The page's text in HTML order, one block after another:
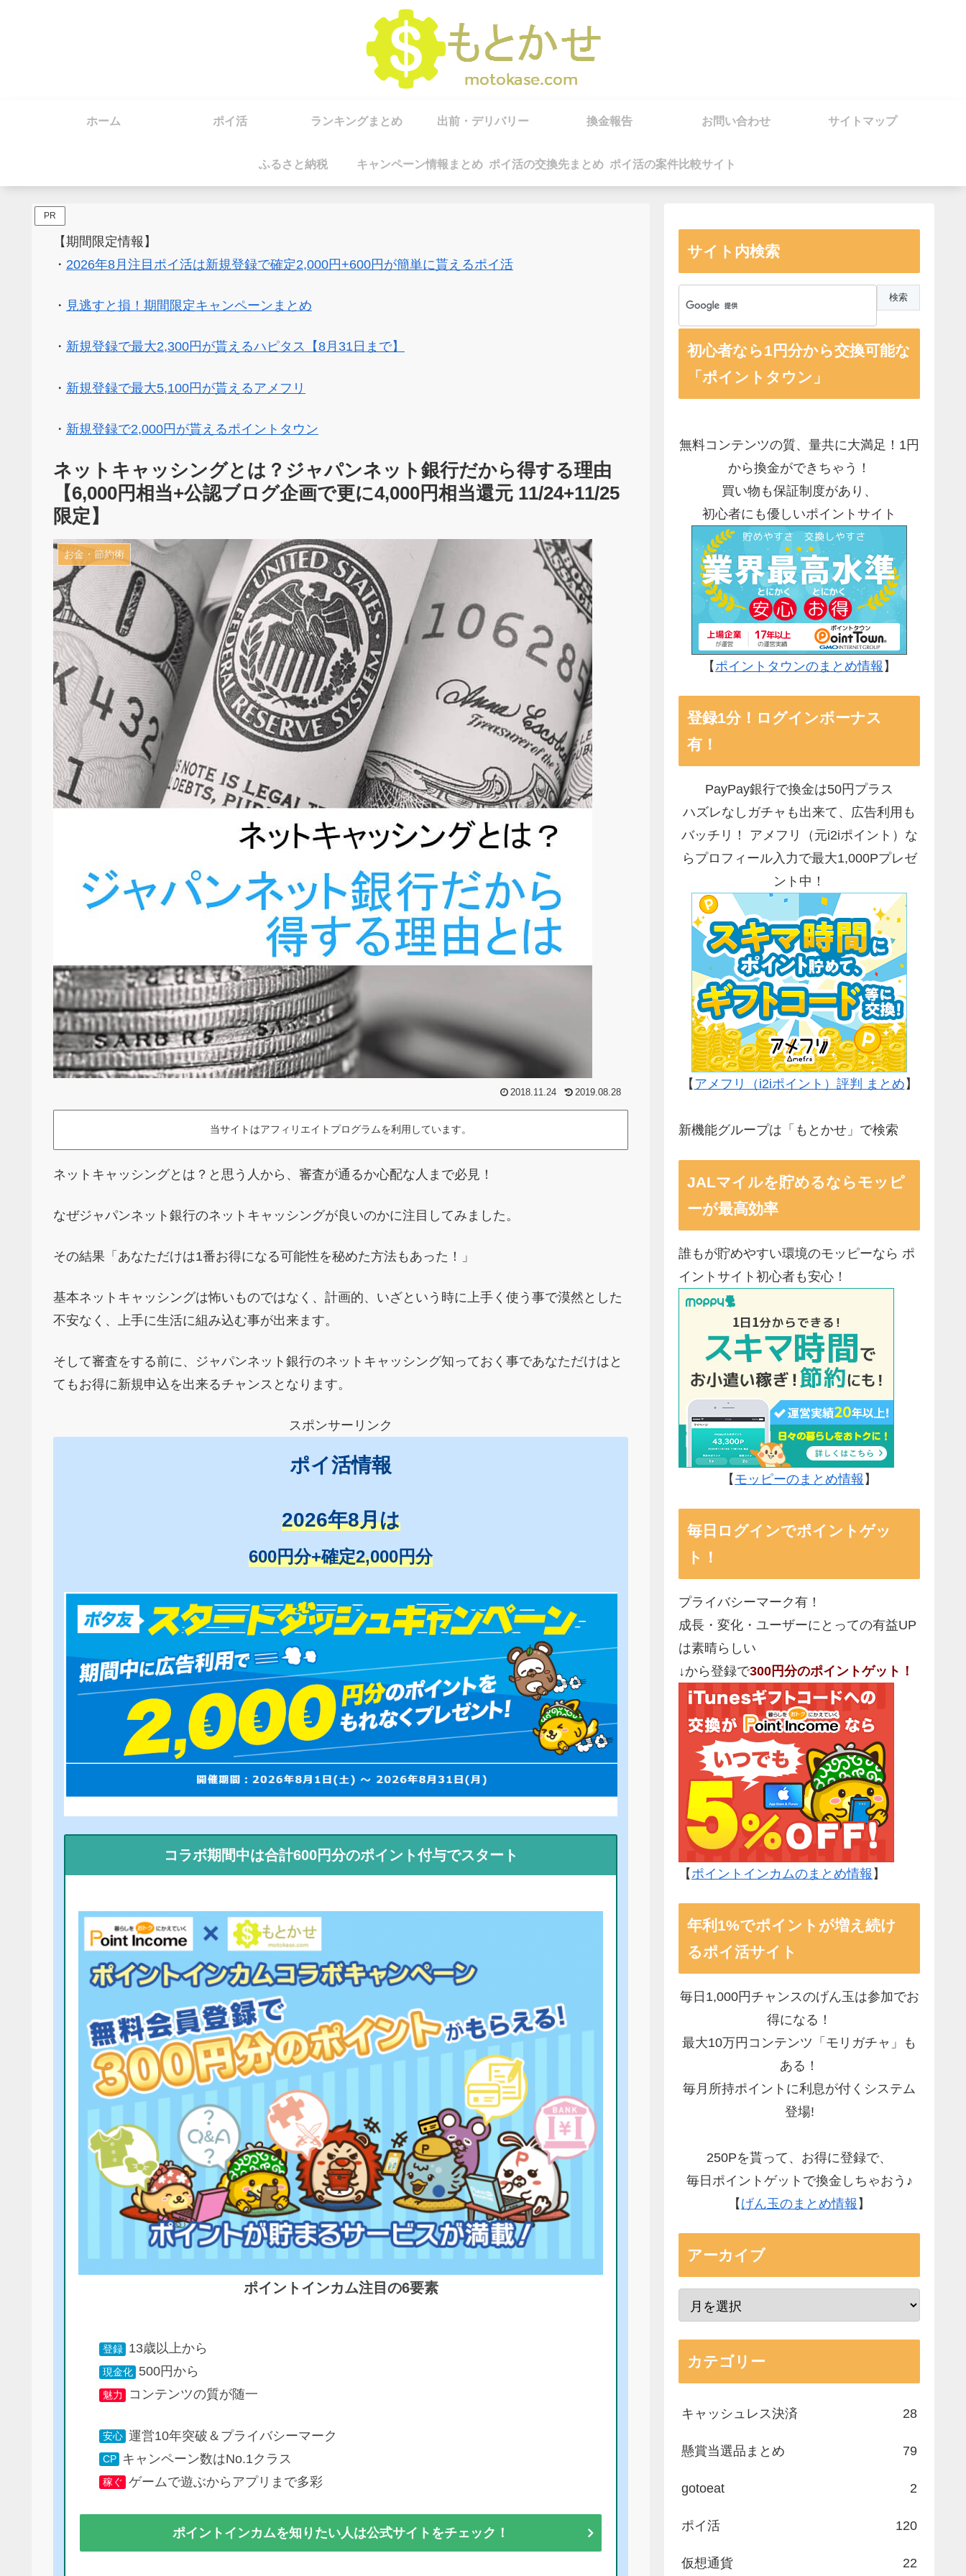
ホーム ポイ活 ランキングまとめ 出前・デリバリー 換金報告 お問い合わせ サイトマップ
ふるさと納税 キャンペーン情報まとめ ポイ活の交換先まとめ ポイ活の案件比較サイト
PR
【期間限定情報】
・ 2026年8月注目ポイ活は新規登録で確定2,000円+600円が簡単に貰えるポイ活
・ 見逃すと損！期間限定キャンペーンまとめ
・ 新規登録で最大2,300円が貰えるハピタス【8月31日まで】
・ 新規登録で最大5,100円が貰えるアメフリ
・ 新規登録で2,000円が貰えるポイントタウン
ネットキャッシングとは？ジャパンネット銀行だから得する理由
【6,000円相当+公認ブログ企画で更に4,000円相当還元 11/24+11/25
限定】
お金・節約術
2018.11.24 2019.08.28
当サイトはアフィリエイトプログラムを利用しています。
ネットキャッシングとは？と思う人から、審査が通るか心配な人まで必見！
なぜジャパンネット銀行のネットキャッシングが良いのかに注目してみました。
その結果「あなただけは1番お得になる可能性を秘めた方法もあった！」
基本ネットキャッシングは怖いものではなく、計画的、いざという時に上手く使う事で漠然とした
不安なく、上手に生活に組み込む事が出来ます。
そして審査をする前に、ジャパンネット銀行のネットキャッシング知っておく事であなただけはと
てもお得に新規申込を出来るチャンスとなります。
スポンサーリンク
ポイ活情報
2026年8月は
600円分+確定2,000円分
コラボ期間中は合計600円分のポイント付与でスタート
ポイントインカム注目の6要素
登録 13歳以上から
現金化 500円から
魅力 コンテンツの質が随一
安心 運営10年突破＆プライバシーマーク
CP キャンペーン数はNo.1クラス
稼ぐ ゲームで遊ぶからアプリまで多彩
ポイントインカムを知りたい人は公式サイトをチェック！
サイト内検索
初心者なら1円分から交換可能な
「ポイントタウン」
無料コンテンツの質、量共に大満足！1円
から換金ができちゃう！
買い物も保証制度があり、
初心者にも優しいポイントサイト
【ポイントタウンのまとめ情報 】
登録1分！ログインボーナス
有！
PayPay銀行で換金は50円プラス
ハズレなしガチャも出来て、広告利用も
バッチリ！ アメフリ（元i2iポイント）な
らプロフィール入力で最大1,000Pプレゼ
ント中！
【 アメフリ（i2iポイント）評判 まとめ 】
新機能グループは「もとかせ」で検索
JALマイルを貯めるならモッピ
ーが最高効率
誰もが貯めやすい環境のモッピーなら ポ
イントサイト初心者も安心！
【 モッピーのまとめ情報 】
毎日ログインでポイントゲッ
ト！
プライバシーマーク有！
成長・変化・ユーザーにとっての有益UP
は素晴らしい
↓から登録で300円分のポイントゲット！
【 ポイントインカムのまとめ情報 】
年利1%でポイントが増え続け
るポイ活サイト
毎日1,000円チャンスのげん玉は参加でお
得になる！
最大10万円コンテンツ「モリガチャ」も
ある！
毎月所持ポイントに利息が付くシステム
登場!
250Pを貰って、お得に登録で、
毎日ポイントゲットで換金しちゃおう♪
【 げん玉のまとめ情報 】
アーカイブ
カテゴリー
キャッシュレス決済 28
懸賞当選品まとめ 79
gotoeat 2
ポイ活 120
仮想通貨 22